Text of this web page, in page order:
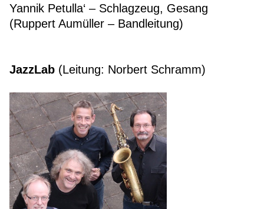
Yannik Petulla‘ – Schlagzeug, Gesang
(Ruppert Aumüller – Bandleitung)
JazzLab (Leitung: Norbert Schramm)